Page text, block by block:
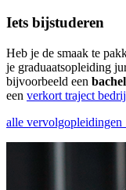
Iets bijstuderen
Heb je de smaak te
je graduaatsopleiding
bijvoorbeeld een
een verkort traject
alle